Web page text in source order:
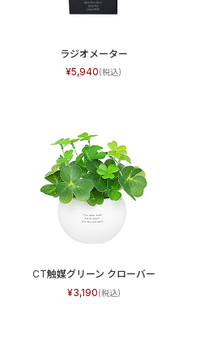
ラジオメーター
5,940
CT触媒グリーン クローバー
3,190